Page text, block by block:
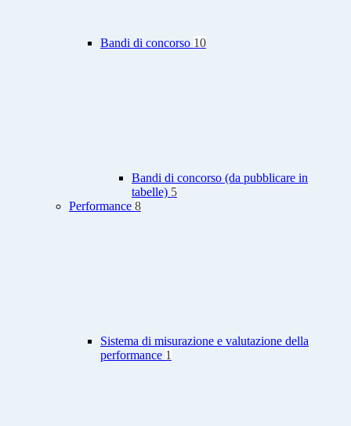
Bandi di concorso 10
Bandi di concorso (da pubblicare in
tabelle) 5
Performance 8
Sistema di misurazione e valutazione della
performance 1